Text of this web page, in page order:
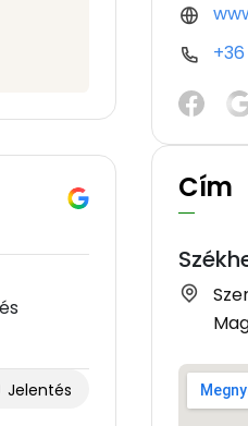
Jelentés
+36
Cím